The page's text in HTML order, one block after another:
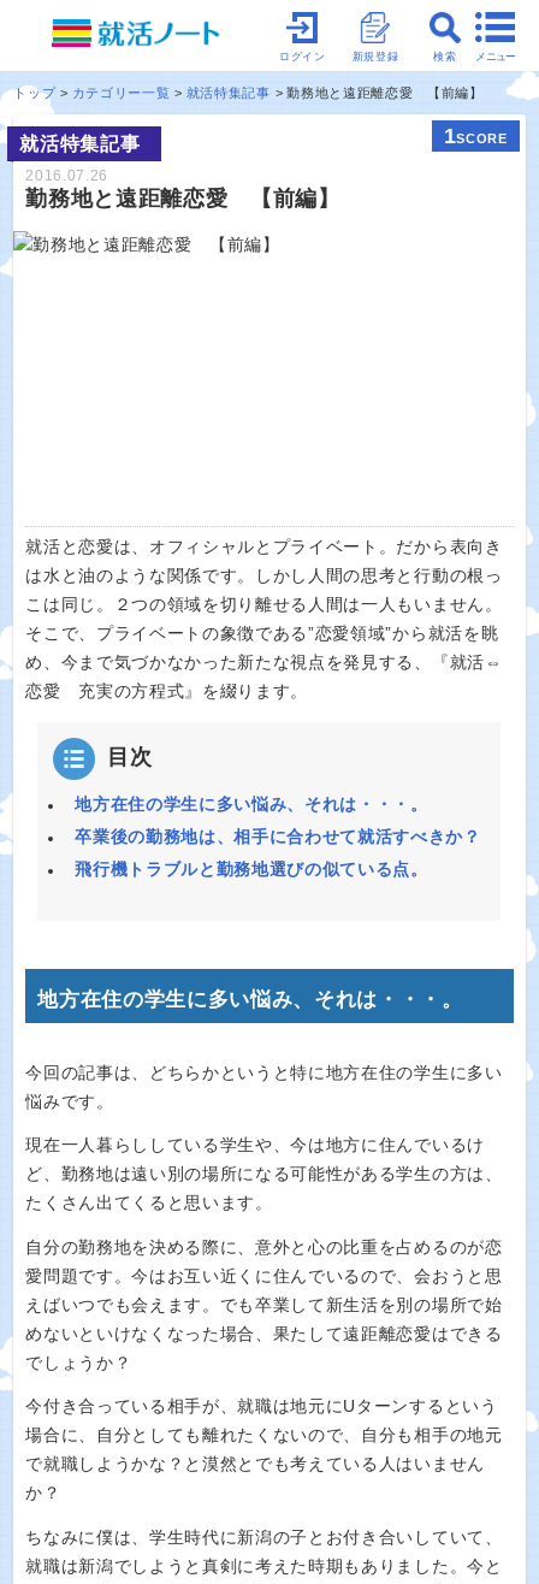
メニュー
検索
新規登録
ログイン
トップ カテゴリー一覧 就活特集記事 勤務地と遠距離恋愛 【前編】
就活特集記事 1SCORE
2016.07.26
勤務地と遠距離恋愛 【前編】
就活と恋愛は、オフィシャルとプライベート。だから表向き
は水と油のような関係です。しかし人間の思考と行動の根っ
こは同じ。２つの領域を切り離せる人間は一人もいません。
そこで、プライベートの象徴である”恋愛領域”から就活を眺
め、今まで気づかなかった新たな視点を発見する、『就活⇔
恋愛 充実の方程式』を綴ります。
目次
地方在住の学生に多い悩み、それは・・・。
卒業後の勤務地は、相手に合わせて就活すべきか？
飛行機トラブルと勤務地選びの似ている点。
地方在住の学生に多い悩み、それは・・・。
今回の記事は、どちらかというと特に地方在住の学生に多い
悩みです。
現在一人暮らししている学生や、今は地方に住んでいるけ
ど、勤務地は遠い別の場所になる可能性がある学生の方は、
たくさん出てくると思います。
自分の勤務地を決める際に、意外と心の比重を占めるのが恋
愛問題です。今はお互い近くに住んでいるので、会おうと思
えばいつでも会えます。でも卒業して新生活を別の場所で始
めないといけなくなった場合、果たして遠距離恋愛はできる
でしょうか？
今付き合っている相手が、就職は地元にUターンするという
場合に、自分としても離れたくないので、自分も相手の地元
で就職しようかな？と漠然とでも考えている人はいません
か？
ちなみに僕は、学生時代に新潟の子とお付き合いしていて、
就職は新潟でしようと真剣に考えた時期もありました。今と